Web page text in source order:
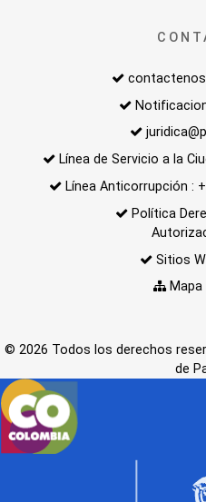
Línea de Servicio a la
Línea Anticorrupción :
Política
Sitios
© 2026 Todos los derechos
de